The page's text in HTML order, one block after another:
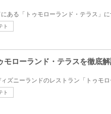
ト
モローランド・テラスを徹底
ト